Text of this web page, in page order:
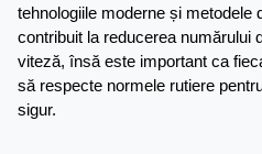
tehnologiile moderne și metodele
contribuit la reducerea numărului
viteză, însă este important ca
să respecte normele rutiere
sigur.